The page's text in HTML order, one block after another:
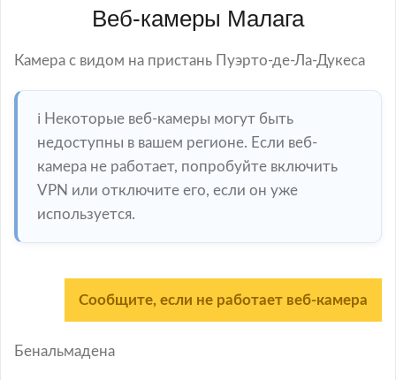
Веб-камеры Малага
Камера с видом на пристань Пуэрто-де-Ла-Дукеса
ℹ️ Некоторые веб-камеры могут быть
недоступны в вашем регионе. Если веб-
камера не работает, попробуйте включить
VPN или отключите его, если он уже
используется.
Сообщите, если не работает веб-камера
Бенальмадена